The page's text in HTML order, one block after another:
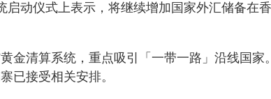
启动仪式上表示，将继续增加国家外汇储备在
金清算系统，重点吸引「一带一路」沿线国家
已接受相关安排。